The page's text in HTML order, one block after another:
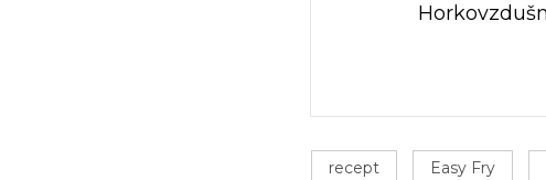
recept Easy Fry